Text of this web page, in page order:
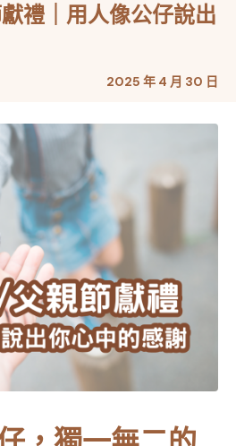
禮｜用人像公仔說出
2025 年 4 月 30 日